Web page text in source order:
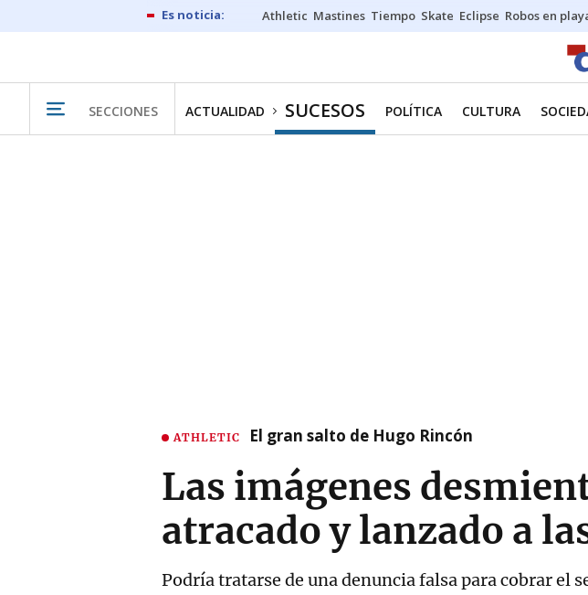
Athletic Mastines Tiempo Skate Eclipse Robos en
SECCIONES ACTUALIDAD SUCESOS POLÍTICA CULTURA
ATHLETIC El gran salto de Hugo Rincón
Las imágenes
atracado y lanzado a
Podría tratarse de una denuncia falsa para cobrar el